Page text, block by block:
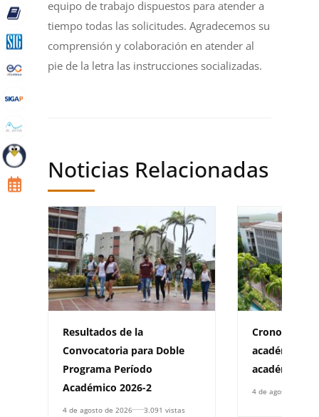
equipo de trabajo dispuestos para atender a
tiempo todas las solicitudes. Agradecemos su
comprensión y colaboración en atender al
pie de la letra las instrucciones socializadas.
Noticias Relacionadas
Resultados de la
Convocatoria para Doble
Programa Período
Académico 2026-2
4 de agosto de 2026 3.091 vistas
Cronograma
académica
académico
4 de agosto de